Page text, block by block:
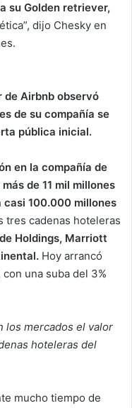
su Golden retriever,
dijo Chesky en
Airbnb observó
de su compañía se
pública inicial.
en la compañía de
de 11 mil millones
casi 100.000 millones
tres cadenas hoteleras
Holdings, Marriott
Hoy arrancó
una suba del 3%
los mercados el valor
hoteleras del
mucho tiempo de